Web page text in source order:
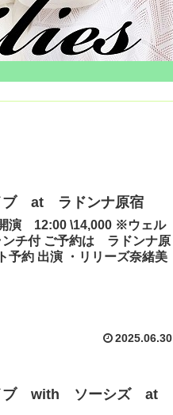
at ラドンナ原宿
演 12:00 \14,000 ※ウェル
ンチ付 ご予約は ラドンナ原
約 出演 ・リリーズ奈緒美
2025.06.30
ブ with ソーシズ at